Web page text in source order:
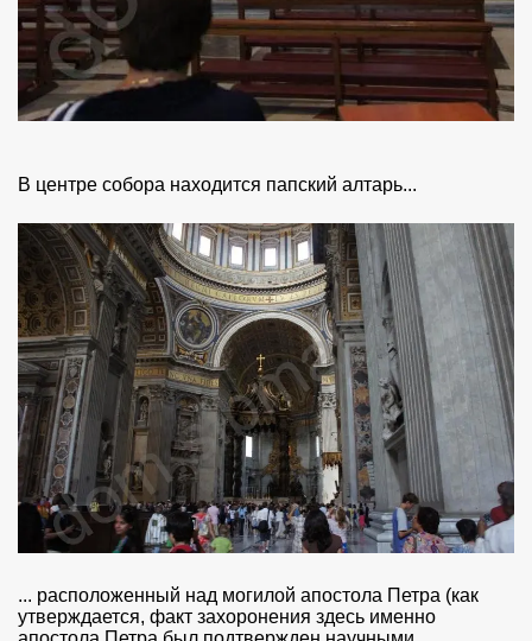
В центре собора находится папский алтарь...
... расположенный над могилой апостола Петра (как
утверждается, факт захоронения здесь именно